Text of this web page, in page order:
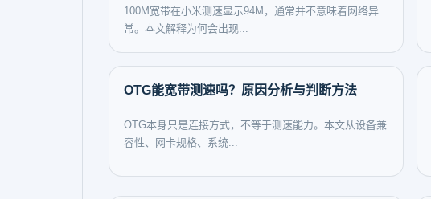
100M宽带在小米测速显示94M，通常并不意味着网络异
常。本文解释为何会出现...
OTG能宽带测速吗？原因分析与判断方法
OTG本身只是连接方式，不等于测速能力。本文从设备兼
容性、网卡规格、系统...